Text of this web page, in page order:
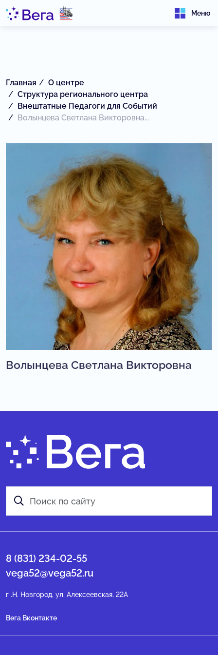
Меню
Главная
О центре
Структура регионального центра
Внештатные Педагоги для Событий
Волынцева Светлана Викторовна...
Волынцева Светлана Викторовна
8 (831) 234-02-55
vega52@vega52.ru
г .Н. Новгород, ул. Алексеевская, 22А
Вега Вконтакте